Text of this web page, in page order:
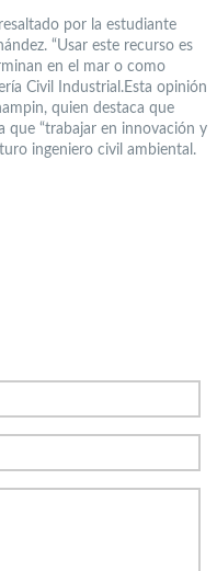
por la estudiante
“Usar este recurso es
en el mar o como
Civil Industrial.Esta opinión
quien destaca que
que “trabajar en innovación y
ingeniero civil ambiental.